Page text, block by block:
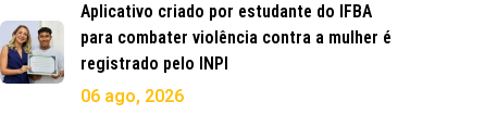
Aplicativo criado por estudante do IFBA
para combater violência contra a mulher é
registrado pelo INPI
06 ago, 2026